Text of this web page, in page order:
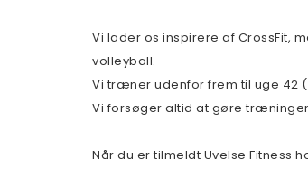
Vi lader os inspirere af CrossFit,
volleyball.
Vi træner udenfor frem til uge 42
Vi forsøger altid at gøre
Når du er tilmeldt Uvelse Fitness